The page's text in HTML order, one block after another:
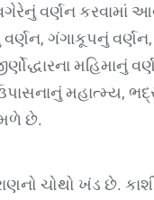
વર્ણન કરવામાં
ગંગાકૂપનું વર્ણન,
મહિમાનું
મહાત્મ્ય,
છે.
ચોથો ખંડ છે.